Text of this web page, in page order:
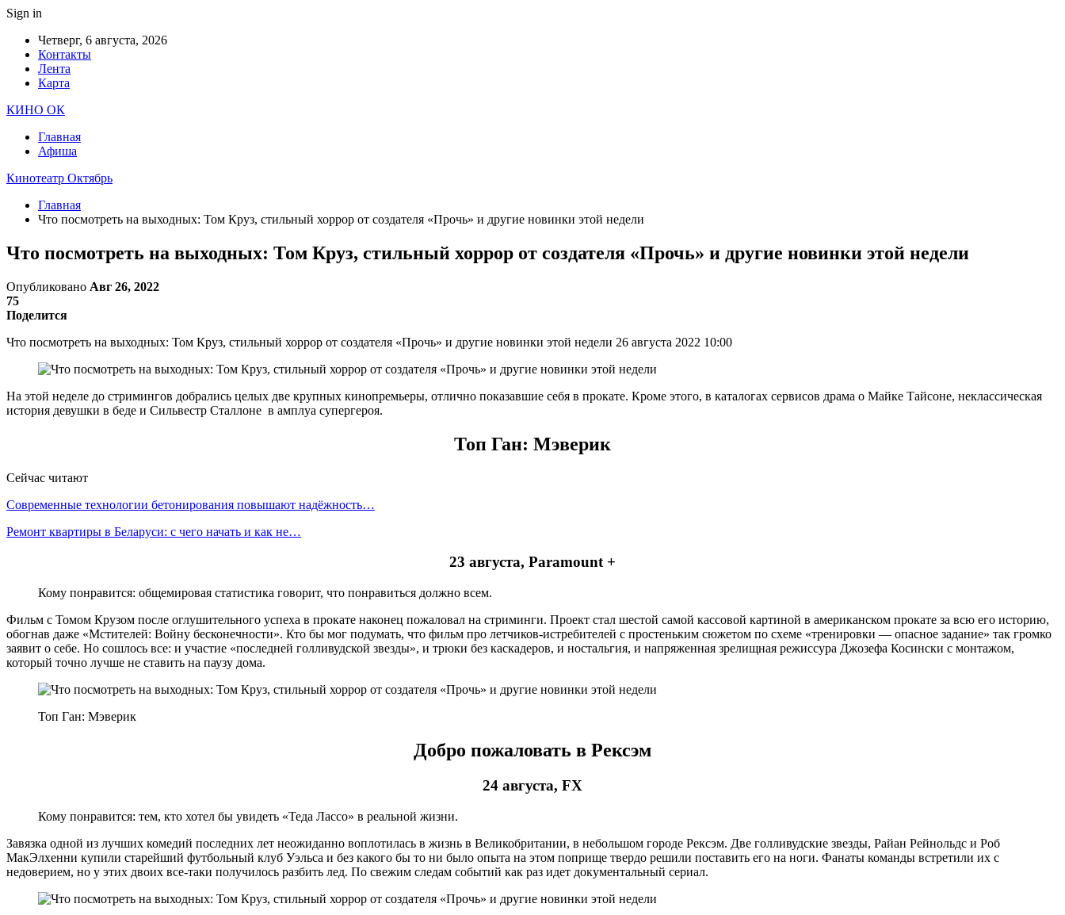
Sign in
Четверг, 6 августа, 2026
Контакты
Лента
Карта
КИНО ОК
Главная
Афиша
Кинотеатр Октябрь
Главная
Что посмотреть на выходных: Том Круз, стильный хоррор от создателя «‎Прочь»‎ и другие новинки этой недели
Что посмотреть на выходных: Том Круз, стильный хоррор от создателя «‎Прочь»‎ и другие новинки этой недели
Опубликовано Авг 26, 2022
75
Поделится
Что посмотреть на выходных: Том Круз, стильный хоррор от создателя «‎Прочь»‎ и другие новинки этой недели 26 августа 2022 10:00
На этой неделе до стримингов добрались целых две крупных кинопремьеры, отлично показавшие себя в прокате. Кроме этого, в каталогах сервисов драма о Майке Тайсоне, неклассическая
история девушки в беде и Сильвестр Сталлоне в амплуа супергероя.
Топ Ган: Мэверик
Сейчас читают
Современные технологии бетонирования повышают надёжность…
Ремонт квартиры в Беларуси: с чего начать и как не…
23 августа, Paramount +
Кому понравится: общемировая статистика говорит, что понравиться должно всем.
Фильм с Томом Крузом после оглушительного успеха в прокате наконец пожаловал на стриминги. Проект стал шестой самой кассовой картиной в американском прокате за всю его историю,
обогнав даже «Мстителей: Войну бесконечности». Кто бы мог подумать, что фильм про летчиков-истребителей с простеньким сюжетом по схеме «тренировки — опасное задание» так громко
заявит о себе. Но сошлось все: и участие «последней голливудской звезды», и трюки без каскадеров, и ностальгия, и напряженная зрелищная режиссура Джозефа Косински с монтажом,
который точно лучше не ставить на паузу дома.
Топ Ган: Мэверик
Добро пожаловать в Рексэм
24 августа, FX
Кому понравится: тем, кто хотел бы увидеть «Теда Лассо» в реальной жизни.
Завязка одной из лучших комедий последних лет неожиданно воплотилась в жизнь в Великобритании, в небольшом городе Рексэм. Две голливудские звезды, Райан Рейнольдс и Роб
МакЭлхенни купили старейший футбольный клуб Уэльса и без какого бы то ни было опыта на этом поприще твердо решили поставить его на ноги. Фанаты команды встретили их с
недоверием, но у этих двоих все-таки получилось разбить лед. По свежим следам событий как раз идет документальный сериал.